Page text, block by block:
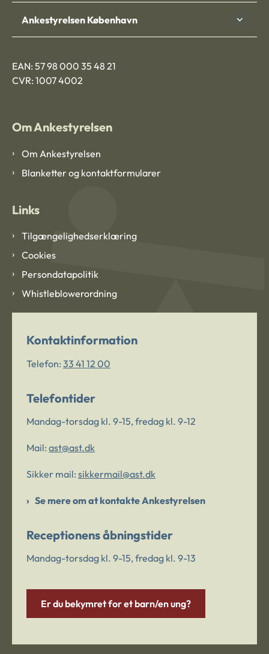
Ankestyrelsen København
EAN: 57 98 000 35 48 21
CVR: 1007 4002
Om Ankestyrelsen
Om Ankestyrelsen
Blanketter og kontaktformularer
Links
Tilgængelighedserklæring
Cookies
Persondatapolitik
Whistleblowerordning
Kontaktinformation
Telefon: 33 41 12 00
Telefontider
Mandag-torsdag kl. 9-15, fredag kl. 9-12
Mail: ast@ast.dk
Sikker mail: sikkermail@ast.dk
Se mere om at kontakte Ankestyrelsen
Receptionens åbningstider
Mandag-torsdag kl. 9-15, fredag kl. 9-13
Er du bekymret for et barn/en ung?